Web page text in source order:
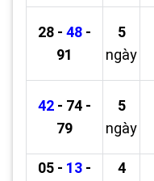
28 - 48 -
91
5
ngày
42 - 74 -
79
5
ngày
05 - 13 -
4